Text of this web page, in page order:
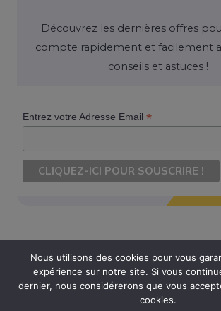
Découvrez les dernières offres
compte rapidement et facilement
conseils et astuces !
Entrez votre Adresse Email*
Copyright © 2026 Ouvrir Son Compte. Tous
Powered by Ouvrir Son Compte
Nous utilisons des cookies pour vous
expérience sur notre site. Si vous
dernier, nous considérerons que vous
cookies.